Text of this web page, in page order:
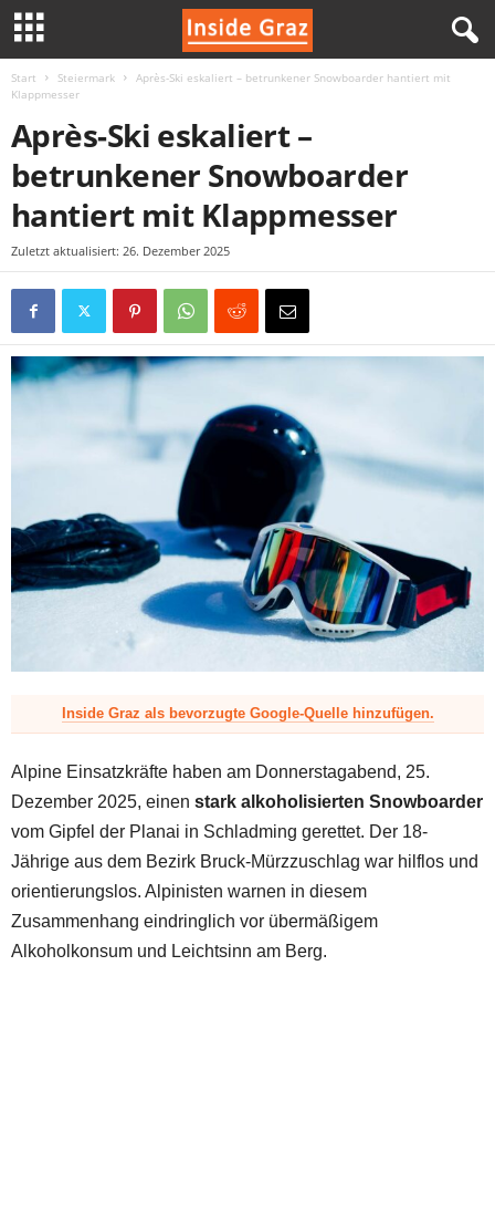
Start Steiermark
Après-Ski eskaliert – betrunkener Snowboarder hantiert mit
Klappmesser
Après-Ski eskaliert –
betrunkener Snowboarder
hantiert mit Klappmesser
Zuletzt aktualisiert: 26. Dezember 2025
Inside Graz als bevorzugte Google-Quelle hinzufügen.
Alpine Einsatzkräfte haben am Donnerstagabend, 25.
Dezember 2025, einen stark alkoholisierten Snowboarder
vom Gipfel der Planai in Schladming gerettet. Der 18-
Jährige aus dem Bezirk Bruck-Mürzzuschlag war hilflos und
orientierungslos. Alpinisten warnen in diesem
Zusammenhang eindringlich vor übermäßigem
Alkoholkonsum und Leichtsinn am Berg.